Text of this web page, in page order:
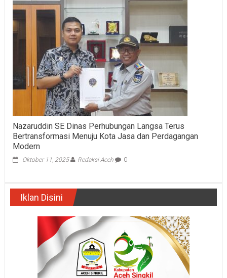
Nazaruddin SE Dinas Perhubungan Langsa Terus
Bertransformasi Menuju Kota Jasa dan Perdagangan
Modern
Oktober 11, 2025 Redaksi Aceh 0
Iklan Disini